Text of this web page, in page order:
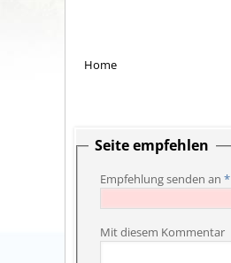
Home
Seite empfehlen
Empfehlung senden an *
Mit diesem Kommentar